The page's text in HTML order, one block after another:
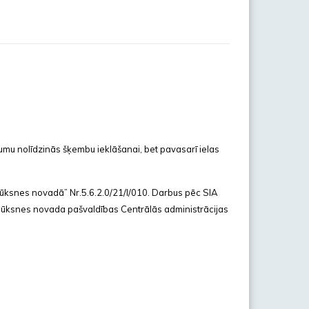
nolīdzinās šķembu ieklāšanai, bet pavasarī ielas
novadā” Nr.5.6.2.0/21/I/010. Darbus pēc SIA
novada pašvaldības Centrālās administrācijas